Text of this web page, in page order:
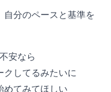
分のペースと基準を
安なら
してるみたいに
めてみてほしい